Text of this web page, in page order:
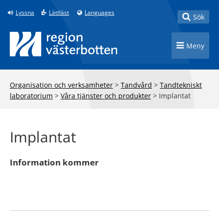
Till innehåll på sidan
Lyssna Lättläst Languages Toggle
Sök
Toggle
Meny
Organisation och verksamheter > Tandvård > Tandtekniskt
laboratorium > Våra tjänster och produkter > Implantat
Implantat
Information kommer